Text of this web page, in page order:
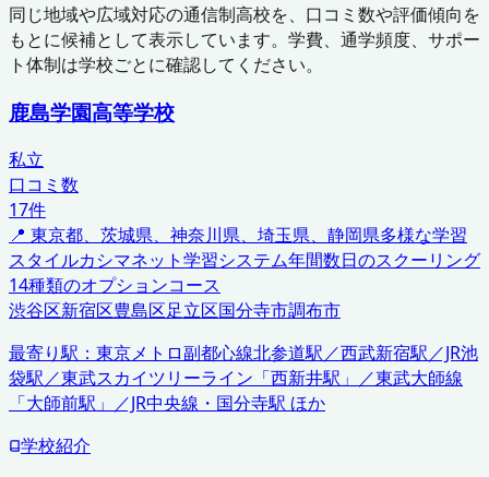
同じ地域や広域対応の通信制高校を、口コミ数や評価傾向を
もとに候補として表示しています。学費、通学頻度、サポー
ト体制は学校ごとに確認してください。
鹿島学園高等学校
私立
口コミ数
17件
📍 東京都、茨城県、神奈川県、埼玉県、静岡県多様な学習
スタイルカシマネット学習システム年間数日のスクーリング
14種類のオプションコース
渋谷区新宿区豊島区足立区国分寺市調布市
最寄り駅： 東京メトロ副都心線北参道駅／西武新宿駅／JR池
袋駅／東武スカイツリーライン「西新井駅」／東武大師線
「大師前駅」／JR中央線・国分寺駅 ほか
学校紹介